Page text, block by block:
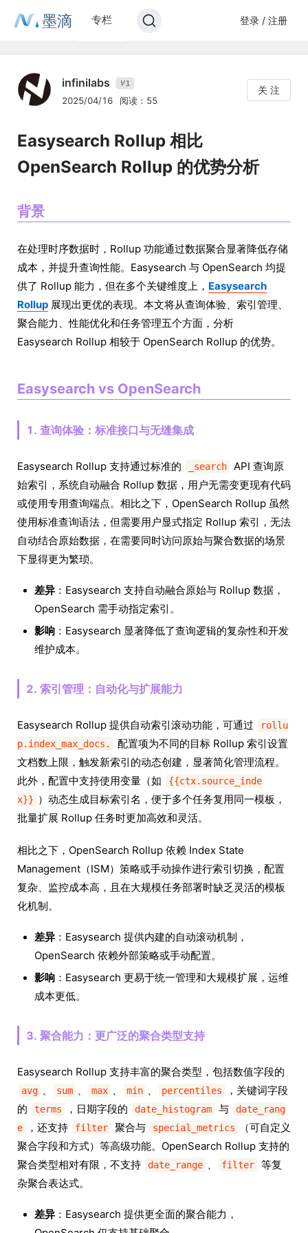
墨滴 专栏 登录 / 注册
infinilabs V1
2025/04/16 阅读：55
关 注
Easysearch Rollup 相比
OpenSearch Rollup 的优势分析
背景
在处理时序数据时，Rollup 功能通过数据聚合显著降低存储
成本，并提升查询性能。Easysearch 与 OpenSearch 均提
供了 Rollup 能力，但在多个关键维度上， Easysearch
Rollup 展现出更优的表现。本文将从查询体验、索引管理、
聚合能力、性能优化和任务管理五个方面，分析
Easysearch Rollup 相较于 OpenSearch Rollup 的优势。
Easysearch vs OpenSearch
1. 查询体验：标准接口与无缝集成
Easysearch Rollup 支持通过标准的 _search
API 查询原
始索引，系统自动融合 Rollup 数据，用户无需变更现有代码
或使用专用查询端点。相比之下，OpenSearch Rollup 虽然
使用标准查询语法，但需要用户显式指定 Rollup 索引，无法
自动结合原始数据，在需要同时访问原始与聚合数据的场景
下显得更为繁琐。
差异 ：Easysearch 支持自动融合原始与 Rollup 数据，
OpenSearch 需手动指定索引。
影响 ：Easysearch 显著降低了查询逻辑的复杂性和开发
维护成本。
2. 索引管理：自动化与扩展能力
Easysearch Rollup 提供自动索引滚动功能，可通过
rollu
p.index_max_docs.
配置项为不同的目标 Rollup 索引设置
文档数上限，触发新索引的动态创建，显著简化管理流程。
此外，配置中支持使用变量（如
{{ctx.source_inde
x}} ）动态生成目标索引名，便于多个任务复用同一模板，
批量扩展 Rollup 任务时更加高效和灵活。
相比之下，OpenSearch Rollup 依赖 Index State
Management（ISM）策略或手动操作进行索引切换，配置
复杂、监控成本高，且在大规模任务部署时缺乏灵活的模板
化机制。
差异 ：Easysearch 提供内建的自动滚动机制，
OpenSearch 依赖外部策略或手动配置。
影响 ：Easysearch 更易于统一管理和大规模扩展，运维
成本更低。
3. 聚合能力：更广泛的聚合类型支持
Easysearch Rollup 支持丰富的聚合类型，包括数值字段的
avg 、 sum 、 max 、 min 、 percentiles
，关键词字段
的
terms ，日期字段的 date_histogram 与
date_rang
e
，还支持 filter 聚合与 special_metrics
（可自定义
聚合字段和方式）等高级功能。OpenSearch Rollup 支持的
聚合类型相对有限，不支持
date_range 、 filter
等复
杂聚合表达式。
差异 ：Easysearch 提供更全面的聚合能力，